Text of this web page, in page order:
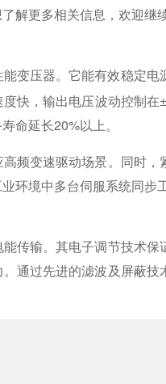
解更多相关信息，欢迎继续
变压器。它能有效稳定
快，输出电压波动控制
命延长20%以上。
频变速驱动场景。同时
环境中多台伺服系统同步
传输。其电子调节技术
通过先进的滤波及屏蔽